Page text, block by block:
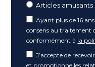
Articles amusants
Ayant plus de 16
consens au traitement
conformément à la
J’accepte de
et promotionnelles